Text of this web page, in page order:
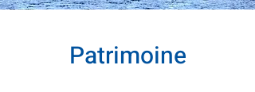
Patrimoine